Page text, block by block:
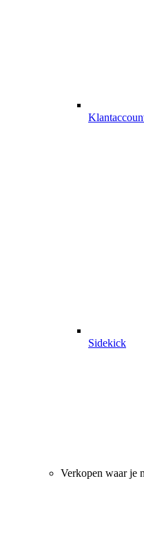
Sidekick
Verkopen waar je